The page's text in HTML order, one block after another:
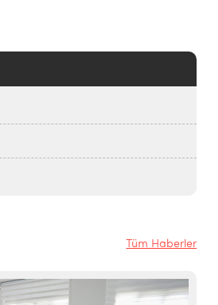
Tüm Haberler